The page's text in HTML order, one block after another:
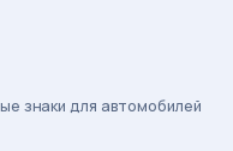
знаки для автомобилей